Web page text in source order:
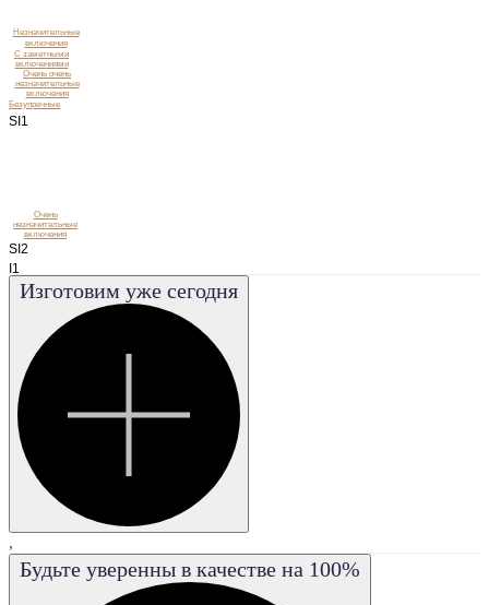
Незначительные
включения
C заметными
включениями
Очень очень
незначительные
включения
Безупречные
SI1
Очень
незначительные
включения
SI2
I1
VVS1
VVS2
FL
Изготовим уже сегодня
,
Будьте уверенны в качестве на 100%